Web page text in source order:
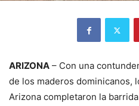
ARIZONA – Con una
de los maderos dominicanos,
Arizona completaron la